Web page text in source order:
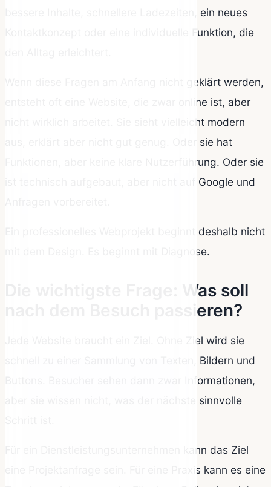
bessere Inhalte, schnellere Ladezeiten, ein neues
Kontaktkonzept oder eine individuelle Funktion, die
Wenn diese Fragen am Anfang nicht geklärt werden,
entsteht oft eine Website, die zwar online ist, aber
nicht wirklich arbeitet. Sie sieht vielleicht modern
aus, erklärt aber nicht gut genug. Oder sie hat
Funktionen, aber keine klare Nutzerführung. Oder sie
ist technisch aufgebaut, aber nicht auf Google und
Ein professionelles Webprojekt beginnt deshalb nicht
mit dem Design. Es beginnt mit Diagnose.
Die wichtigste Frage: Was soll
nach dem Besuch passieren?
Jede Website braucht ein Ziel. Ohne Ziel wird sie
schnell zu einer Sammlung von Texten, Bildern und
Buttons. Besucher sehen dann zwar Informationen,
aber sie wissen nicht, was der nächste sinnvolle
Für ein Dienstleistungsunternehmen kann das Ziel
eine Projektanfrage sein. Für eine Praxis kann es eine